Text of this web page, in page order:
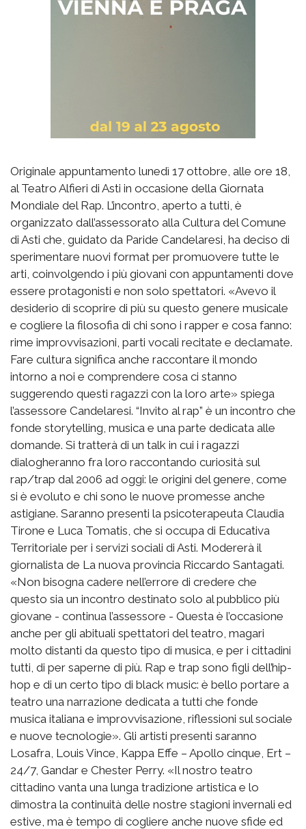
Originale appuntamento lunedì 17 ottobre, alle ore 18,
al Teatro Alfieri di Asti in occasione della Giornata
Mondiale del Rap. L’incontro, aperto a tutti, è
organizzato dall’assessorato alla Cultura del Comune
di Asti che, guidato da Paride Candelaresi, ha deciso di
sperimentare nuovi format per promuovere tutte le
arti, coinvolgendo i più giovani con appuntamenti dove
essere protagonisti e non solo spettatori. «Avevo il
desiderio di scoprire di più su questo genere musicale
e cogliere la filosofia di chi sono i rapper e cosa fanno:
rime improvvisazioni, parti vocali recitate e declamate.
Fare cultura significa anche raccontare il mondo
intorno a noi e comprendere cosa ci stanno
suggerendo questi ragazzi con la loro arte» spiega
l’assessore Candelaresi. “Invito al rap” è un incontro che
fonde storytelling, musica e una parte dedicata alle
domande. Si tratterà di un talk in cui i ragazzi
dialogheranno fra loro raccontando curiosità sul
rap/trap dal 2006 ad oggi: le origini del genere, come
si è evoluto e chi sono le nuove promesse anche
astigiane. Saranno presenti la psicoterapeuta Claudia
Tirone e Luca Tomatis, che si occupa di Educativa
Territoriale per i servizi sociali di Asti. Modererà il
giornalista de La nuova provincia Riccardo Santagati.
«Non bisogna cadere nell’errore di credere che
questo sia un incontro destinato solo al pubblico più
giovane - continua l’assessore - Questa è l’occasione
anche per gli abituali spettatori del teatro, magari
molto distanti da questo tipo di musica, e per i cittadini
tutti, di per saperne di più. Rap e trap sono figli dell’hip-
hop e di un certo tipo di black music: è bello portare a
teatro una narrazione dedicata a tutti che fonde
musica italiana e improvvisazione, riflessioni sul sociale
e nuove tecnologie». Gli artisti presenti saranno
Losafra, Louis Vince, Kappa Effe – Apollo cinque, Ert –
24/7, Gandar e Chester Perry. «Il nostro teatro
cittadino vanta una lunga tradizione artistica e lo
dimostra la continuità delle nostre stagioni invernali ed
estive, ma è tempo di cogliere anche nuove sfide ed